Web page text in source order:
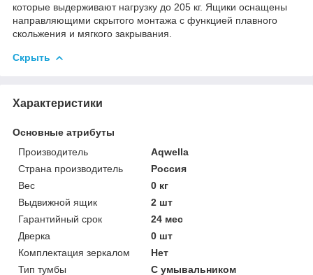
которые выдерживают нагрузку до 205 кг. Ящики оснащены
направляющими скрытого монтажа с функцией плавного
скольжения и мягкого закрывания.
Скрыть
Характеристики
Основные атрибуты
Производитель
Aqwella
Страна производитель
Россия
Вес
0 кг
Выдвижной ящик
2 шт
Гарантийный срок
24 мес
Дверка
0 шт
Комплектация зеркалом
Нет
Тип тумбы
С умывальником